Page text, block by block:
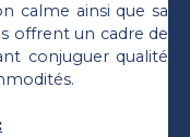
calme ainsi que sa
offrent un cadre de
conjuguer qualité